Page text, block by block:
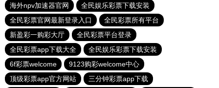
海外npv加速器官网
全民娱乐彩票下载安装
全民彩票官网最新登录入口
全民彩票所有平台
新盈彩一购彩大厅
全民彩票平台登录
全民彩票app下载大全
全民娱乐彩票下载安装
6f彩票welcome
9123购彩welcome中心
顶级彩票app官方网站
三分钟彩票app下载